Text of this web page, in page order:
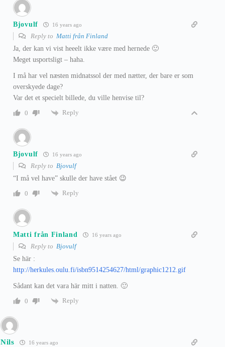
Bjovulf 16 years ago
Reply to Matti från Finland
Ja, der kan vi vist heeelt ikke være med hernede 🙂
Meget usportsligt – haha.
I må har vel næsten midnatssol der med nætter, der bare er som
overskyede dage?
Var det et specielt billede, du ville henvise til?
0
Reply
Bjovulf 16 years ago
Reply to Bjovulf
“I må vel have” skulle der have stået 😉
0
Reply
Matti från Finland 16 years ago
Reply to Bjovulf
Se här :
http://herkules.oulu.fi/isbn9514254627/html/graphic1212.gif
Sådant kan det vara här mitt i natten. 🙂
0
Reply
Nils 16 years ago